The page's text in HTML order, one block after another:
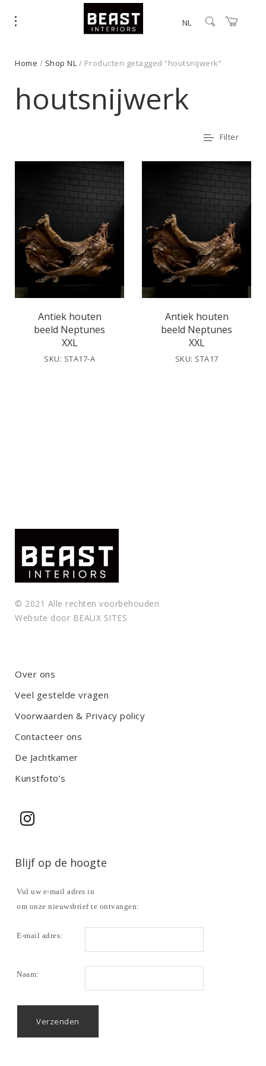
NL
Home / Shop NL / Producten getagged “houtsnijwerk”
houtsnijwerk
Filter
Antiek houten
beeld Neptunes
XXL
SKU: STA17-A
Antiek houten
beeld Neptunes
XXL
SKU: STA17
© 2021 Alle rechten voorbehouden
Website door BEAUX SITES
Over ons
Veel gestelde vragen
Voorwaarden & Privacy policy
Contacteer ons
De Jachtkamer
Kunstfoto’s
Blijf op de hoogte
Vul uw e-mail adres in
om onze nieuwsbrief te ontvangen:
E-mail adres:
Naam: